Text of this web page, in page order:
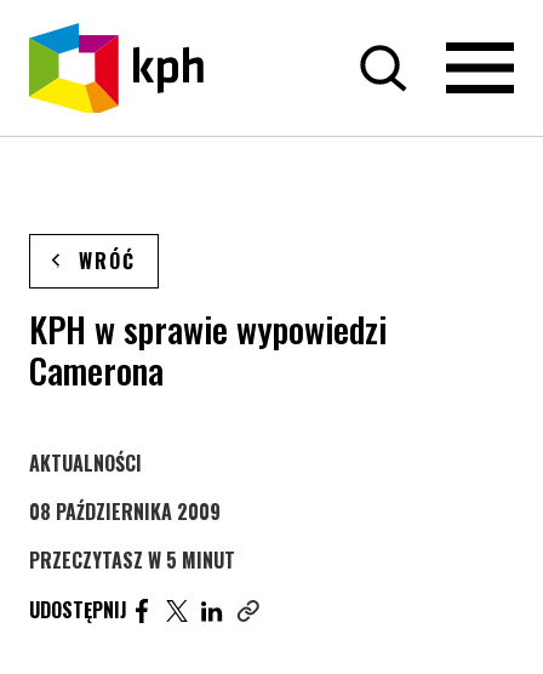
PRZEJDŹ DO TREŚCI
WRÓĆ
KPH w sprawie wypowiedzi
Camerona
STRONA KATEGORII WPISÓW
AKTUALNOŚCI
08 PAŹDZIERNIKA 2009
PRZECZYTASZ W 5 MINUT
UDOSTĘPNIJ
UDOSTĘPNIJ ARTYKUŁ NA FACEBOOK. STRONA
UDOSTĘPNIJ ARTYKUŁ NA TWITTER.
UDOSTĘPNIJ ARTYKUŁ NA LINKEDIN.